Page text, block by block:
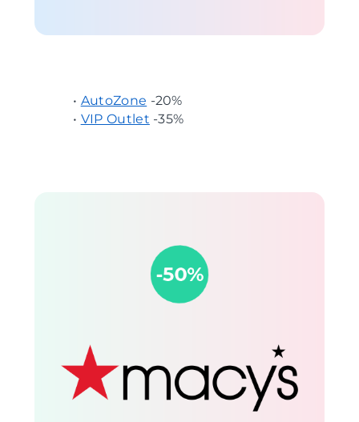
• AutoZone -20%
• VIP Outlet -35%